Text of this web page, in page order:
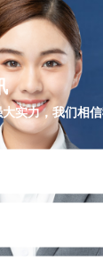
实力，我们相